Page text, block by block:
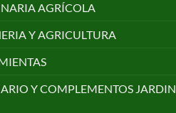
AGRÍCOLA
Y AGRICULTURA
Y COMPLEMENTOS JARDIN